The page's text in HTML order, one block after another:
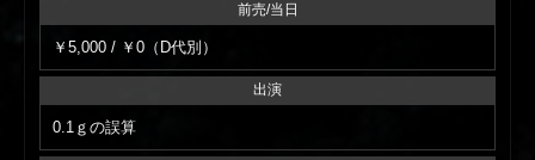
前売/当日
￥5,000 / ￥0（D代別）
出演
0.1ｇの誤算